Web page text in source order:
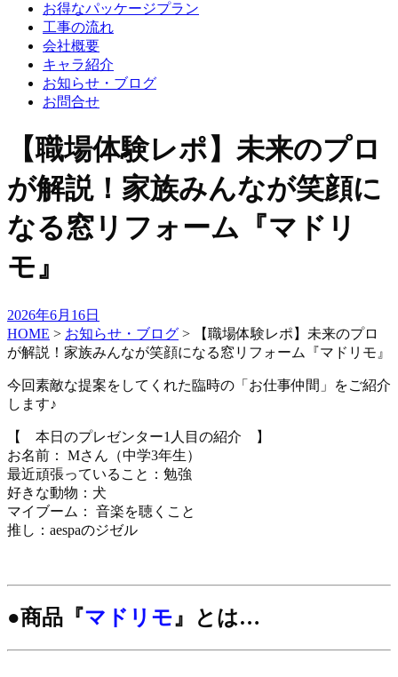
お得なパッケージプラン
工事の流れ
会社概要
キャラ紹介
お知らせ・ブログ
お問合せ
【職場体験レポ】未来のプロ
が解説！家族みんなが笑顔に
なる窓リフォーム『マドリ
モ』
2026年6月16日
HOME > お知らせ・ブログ >
【職場体験レポ】未来のプロ
が解説！家族みんなが笑顔になる窓リフォーム『マドリモ』
今回素敵な提案をしてくれた臨時の「お仕事仲間」をご紹介
します♪
【 本日のプレゼンター1人目の紹介 】
お名前： Mさん（中学3年生）
最近頑張っていること：勉強
好きな動物：犬
マイブーム： 音楽を聴くこと
推し：aespaのジゼル
●商品『マドリモ』とは…